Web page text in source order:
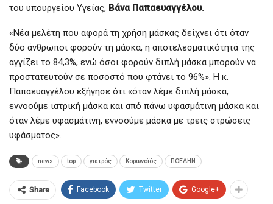
του υπουργείου Υγείας, Βάνα Παπαευαγγέλου.
«Νέα μελέτη που αφορά τη χρήση μάσκας δείχνει ότι όταν
δύο άνθρωποι φορούν τη μάσκα, η αποτελεσματικότητά της
αγγίζει το 84,3%, ενώ όσοι φορούν διπλή μάσκα μπορούν να
προστατευτούν σε ποσοστό που φτάνει το 96%». Η κ.
Παπαευαγγέλου εξήγησε ότι «όταν λέμε διπλή μάσκα,
εννοούμε ιατρική μάσκα και από πάνω υφασμάτινη μάσκα και
όταν λέμε υφασμάτινη, εννοούμε μάσκα με τρεις στρώσεις
υφάσματος».
news top γιατρός Κορωνοϊός ΠΟΕΔΗΝ
Share Facebook Twitter Google+